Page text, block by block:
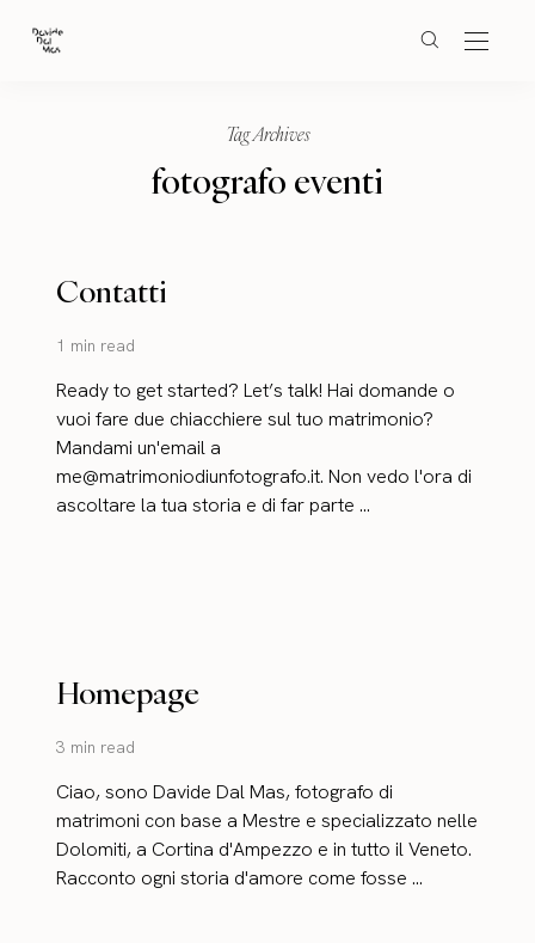
Tag Archives
fotografo eventi
Contatti
1 min read
Ready to get started? Let’s talk! Hai domande o
vuoi fare due chiacchiere sul tuo matrimonio?
Mandami un'email a
me@matrimoniodiunfotografo.it. Non vedo l'ora di
ascoltare la tua storia e di far parte ...
Homepage
3 min read
Ciao, sono Davide Dal Mas, fotografo di
matrimoni con base a Mestre e specializzato nelle
Dolomiti, a Cortina d'Ampezzo e in tutto il Veneto.
Racconto ogni storia d'amore come fosse ...